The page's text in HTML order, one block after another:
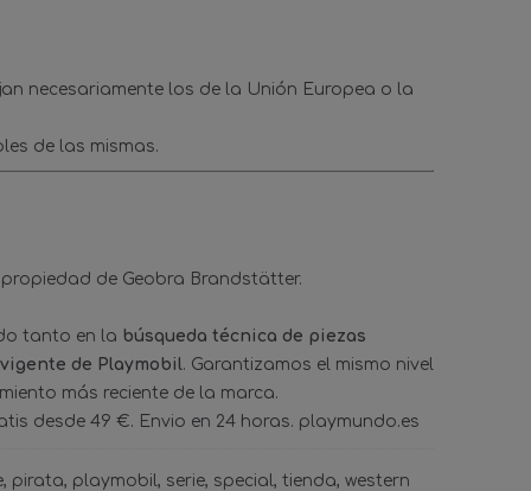
necesariamente los de la Unión Europea o la
de las mismas.
de Geobra Brandstätter.
tanto en la búsqueda técnica de piezas
de Playmobil. Garantizamos el mismo nivel
más reciente de la marca.
desde 49 €. Envio en 24 horas. playmundo.es
pirata playmobil serie special tienda western